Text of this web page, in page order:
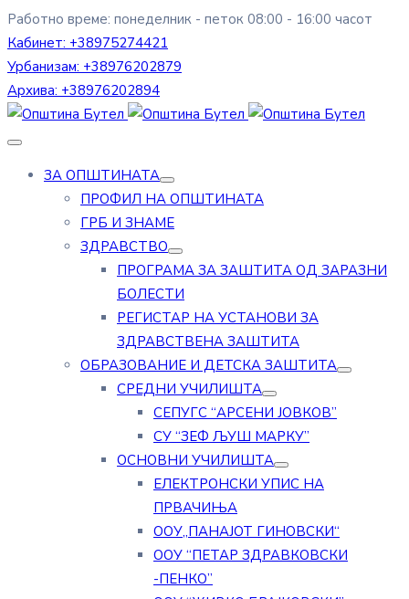
Работно време: понеделник - петок 08:00 - 16:00 часот
Кабинет: +38975274421
Урбанизам: +38976202879
Архива: +38976202894
ЗА ОПШТИНАТА
ПРОФИЛ НА ОПШТИНАТА
ГРБ И ЗНАМЕ
ЗДРАВСТВО
ПРОГРАМА ЗА ЗАШТИТА ОД ЗАРАЗНИ
БОЛЕСТИ
РЕГИСТАР НА УСТАНОВИ ЗА
ЗДРАВСТВЕНА ЗАШТИТА
ОБРАЗОВАНИЕ И ДЕТСКА ЗАШТИТА
СРЕДНИ УЧИЛИШТА
СЕПУГС “АРСЕНИ ЈОВКОВ”
СУ “ЗЕФ ЉУШ МАРКУ”
ОСНОВНИ УЧИЛИШТА
ЕЛЕКТРОНСКИ УПИС НА
ПРВАЧИЊА
ООУ„ПАНАЈОТ ГИНОВСКИ“
ООУ “ПЕТАР ЗДРАВКОВСКИ
-ПЕНКО”